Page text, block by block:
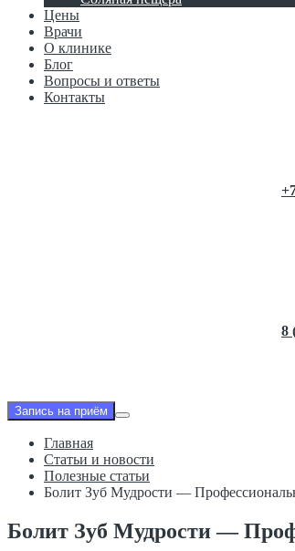
Цены
Врачи
О клинике
Блог
Вопросы и ответы
Контакты
8
Запись на приём
Главная
Статьи и новости
Полезные статьи
Болит Зуб Мудрости —
Болит Зуб Мудрости —